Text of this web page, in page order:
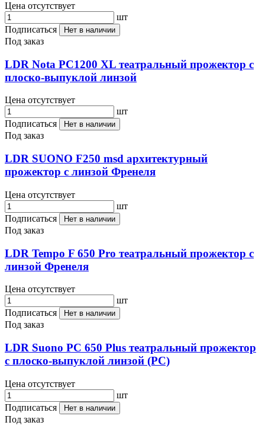
Цена отсутствует
шт
Подписаться
Нет в наличии
Под заказ
LDR Nota PC1200 XL театральный прожектор с
плоско-выпуклой линзой
Цена отсутствует
шт
Подписаться
Нет в наличии
Под заказ
LDR SUONO F250 msd архитектурный
прожектор с линзой Френеля
Цена отсутствует
шт
Подписаться
Нет в наличии
Под заказ
LDR Tempo F 650 Pro театральный прожектор с
линзой Френеля
Цена отсутствует
шт
Подписаться
Нет в наличии
Под заказ
LDR Suono PC 650 Plus театральный прожектор
с плоско-выпуклой линзой (PC)
Цена отсутствует
шт
Подписаться
Нет в наличии
Под заказ